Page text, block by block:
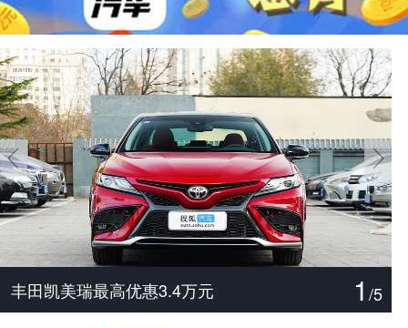
[新车相对论]点评尊界V800/V680
主打配置诚意 解读腾势Z9S
丰田汉兰达最高优惠3万元
捷豹XFL最高优惠19.48万元
宝马X3最高优惠3万元
丰田凯美瑞最高优惠3.4万元 1 /5